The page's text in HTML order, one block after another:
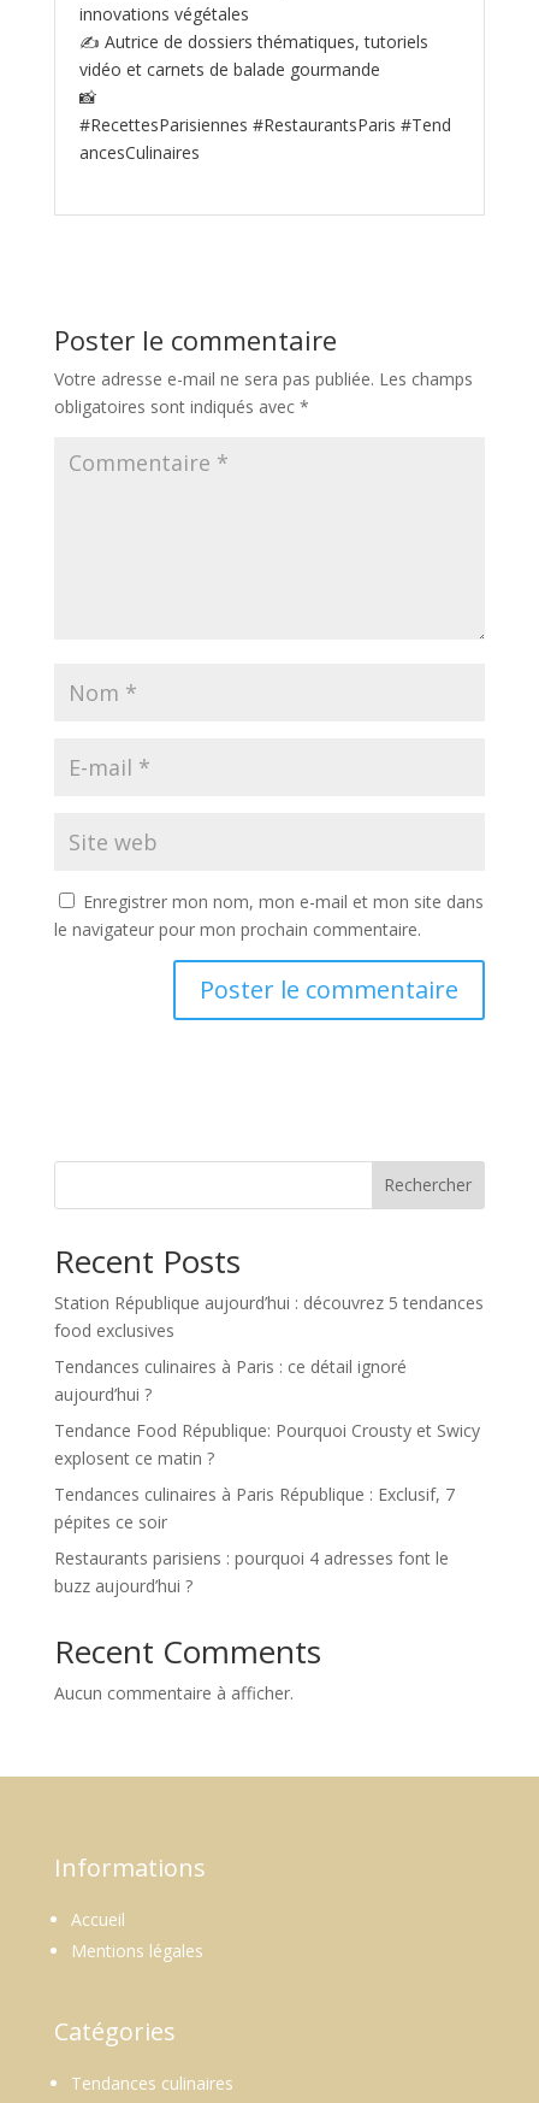
innovations végétales
✍️ Autrice de dossiers thématiques, tutoriels
vidéo et carnets de balade gourmande
📸
#RecettesParisiennes #RestaurantsParis #Tend
ancesCulinaires
Poster le commentaire
Votre adresse e-mail ne sera pas publiée. Les champs
obligatoires sont indiqués avec *
Enregistrer mon nom, mon e-mail et mon site dans
le navigateur pour mon prochain commentaire.
Rechercher
Recent Posts
Station République aujourd’hui : découvrez 5 tendances
food exclusives
Tendances culinaires à Paris : ce détail ignoré
aujourd’hui ?
Tendance Food République: Pourquoi Crousty et Swicy
explosent ce matin ?
Tendances culinaires à Paris République : Exclusif, 7
pépites ce soir
Restaurants parisiens : pourquoi 4 adresses font le
buzz aujourd’hui ?
Recent Comments
Aucun commentaire à afficher.
Informations
Accueil
Mentions légales
Catégories
Tendances culinaires